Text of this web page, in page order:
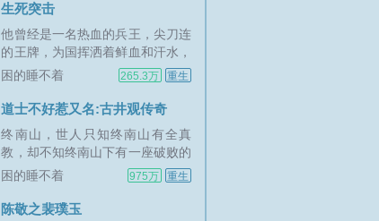
生死突击
他曾经是一名热血的兵王，尖刀连
的王牌，为国挥洒着鲜血和汗水，
当他褪去一身峥嵘回到现实生活中
酷的命运正在等待着他！那个等了
人，竟被他人所辱惨死，一场生与
死的较量展开。...
困的睡不着 265.3万 重生
道士不好惹又名:古井观传奇
终南山，世人只知终南山有全真
教，却不知终南山下有一座破败的
道观。那一天，古井观的人横空出
扣群683117908，进群需要验
困的睡不着 975万 重生
陈敬之裴璞玉